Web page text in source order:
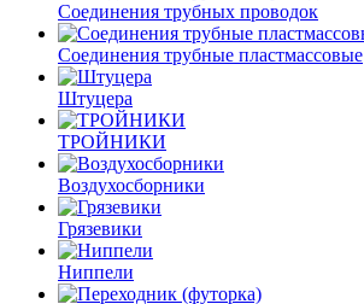
Соединения трубных проводок
Соединения трубные пластмассовые
Штуцера
ТРОЙНИКИ
Воздухосборники
Грязевики
Ниппели